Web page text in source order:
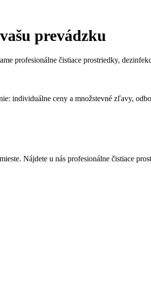
prevádzku
profesionálne čistiace prostriedky,
individuálne ceny a množstevné zľavy,
Nájdete u nás profesionálne čistiace